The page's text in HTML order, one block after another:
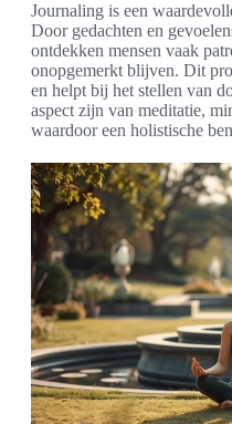
Journaling is een
Door gedachten en
ontdekken mensen vaak
onopgemerkt blijven. Dit
en helpt bij het stellen van
aspect zijn van meditatie,
waardoor een holistische